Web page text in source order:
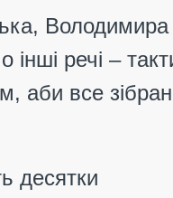
Володимира
речі –
аби все
десятки